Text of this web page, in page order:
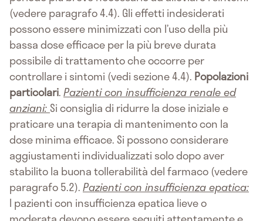
(vedere paragrafo 4.4). Gli effetti indesiderati
possono essere minimizzati con l’uso della più
bassa dose efficace per la più breve durata
possibile di trattamento che occorre per
controllare i sintomi (vedi sezione 4.4). Popolazioni
particolari.Pazienti con insufficienza renale ed
anziani: Si consiglia di ridurre la dose iniziale e
praticare una terapia di mantenimento con la
dose minima efficace. Si possono considerare
aggiustamenti individualizzati solo dopo aver
stabilito la buona tollerabilità del farmaco (vedere
paragrafo 5.2).Pazienti con insufficienza epatica:
I pazienti con insufficienza epatica lieve o